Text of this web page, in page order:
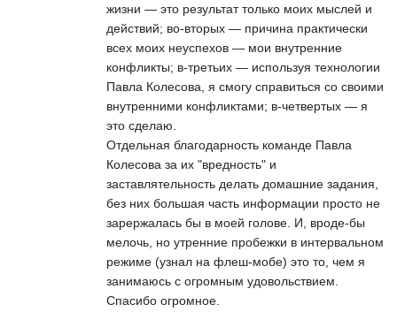
жизни — это результат только моих мыслей и
действий; во-вторых — причина практически
всех моих неуспехов — мои внутренние
конфликты; в-третьих — используя технологии
Павла Колесова, я смогу справиться со своими
внутренними конфликтами; в-четвертых — я
это сделаю.
Отдельная благодарность команде Павла
Колесова за их "вредность" и
заставлятельность делать домашние задания,
без них большая часть информации просто не
зарержалась бы в моей голове. И, вроде-бы
мелочь, но утренние пробежки в интервальном
режиме (узнал на флеш-мобе) это то, чем я
занимаюсь с огромным удовольствием.
Спасибо огромное.